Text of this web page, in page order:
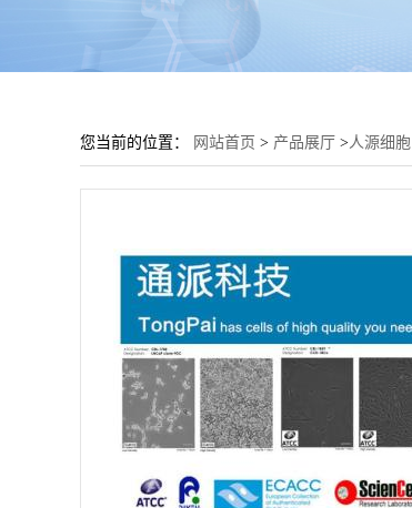
您当前的位置： 网站首页 > 产品展厅 >人源细胞